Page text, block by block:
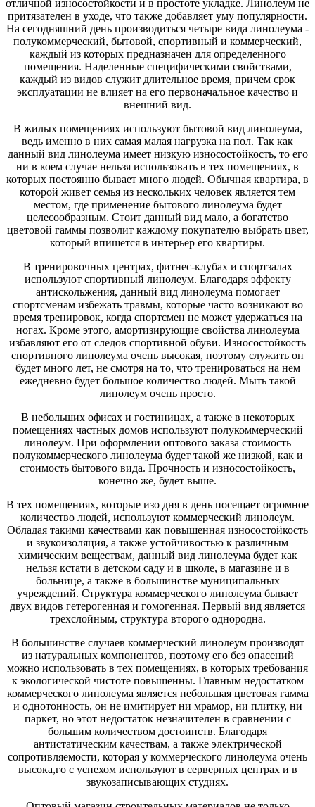
отличной износостойкости и в простоте укладке. Линолеум не
притязателен в уходе, что также добавляет уму популярности.
На сегодняшний день производиться четыре вида линолеума -
полукоммерческий, бытовой, спортивный и коммерческий,
каждый из которых предназначен для определенного
помещения. Наделенные специфическими свойствами,
каждый из видов служит длительное время, причем срок
эксплуатации не влияет на его первоначальное качество и
внешний вид.
В жилых помещениях используют бытовой вид линолеума,
ведь именно в них самая малая нагрузка на пол. Так как
данный вид линолеума имеет низкую износостойкость, то его
ни в коем случае нельзя использовать в тех помещениях, в
которых постоянно бывает много людей. Обычная квартира, в
которой живет семья из нескольких человек является тем
местом, где применение бытового линолеума будет
целесообразным. Стоит данный вид мало, а богатство
цветовой гаммы позволит каждому покупателю выбрать цвет,
который впишется в интерьер его квартиры.
В тренировочных центрах, фитнес-клубах и спортзалах
используют спортивный линолеум. Благодаря эффекту
антискольжения, данный вид линолеума помогает
спортсменам избежать травмы, которые часто возникают во
время тренировок, когда спортсмен не может удержаться на
ногах. Кроме этого, амортизирующие свойства линолеума
избавляют его от следов спортивной обуви. Износостойкость
спортивного линолеума очень высокая, поэтому служить он
будет много лет, не смотря на то, что тренироваться на нем
ежедневно будет большое количество людей. Мыть такой
линолеум очень просто.
В небольших офисах и гостиницах, а также в некоторых
помещениях частных домов используют полукоммерческий
линолеум. При оформлении оптового заказа стоимость
полукоммерческого линолеума будет такой же низкой, как и
стоимость бытового вида. Прочность и износостойкость,
конечно же, будет выше.
В тех помещениях, которые изо дня в день посещает огромное
количество людей, используют коммерческий линолеум.
Обладая такими качествами как повышенная износостойкость
и звукоизоляция, а также устойчивостью к различным
химическим веществам, данный вид линолеума будет как
нельзя кстати в детском саду и в школе, в магазине и в
больнице, а также в большинстве муниципальных
учреждений. Структура коммерческого линолеума бывает
двух видов гетерогенная и гомогенная. Первый вид является
трехслойным, структура второго однородна.
В большинстве случаев коммерческий линолеум производят
из натуральных компонентов, поэтому его без опасений
можно использовать в тех помещениях, в которых требования
к экологической чистоте повышенны. Главным недостатком
коммерческого линолеума является небольшая цветовая гамма
и однотонность, он не имитирует ни мрамор, ни плитку, ни
паркет, но этот недостаток незначителен в сравнении с
большим количеством достоинств. Благодаря
антистатическим качествам, а также электрической
сопротивляемости, которая у коммерческого линолеума очень
высока,го с успехом используют в серверных центрах и в
звукозаписывающих студиях.